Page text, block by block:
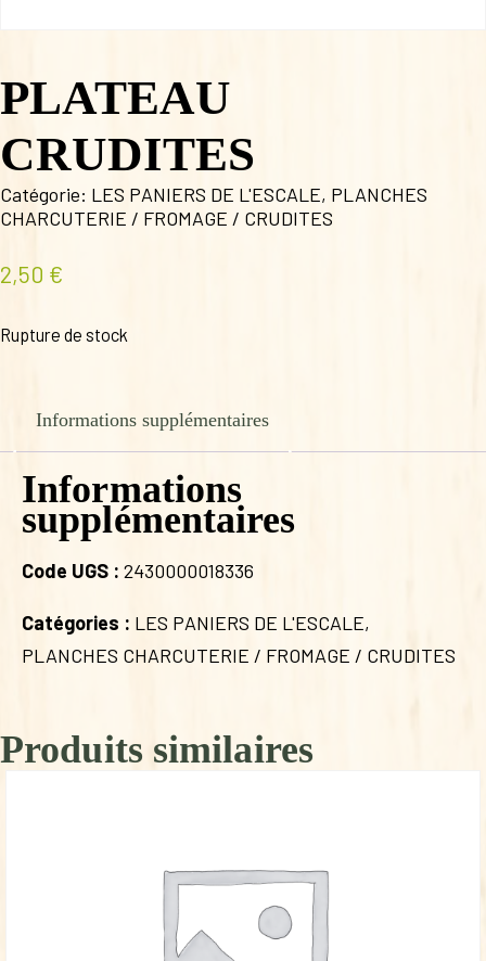
PLATEAU
CRUDITES
Catégorie: LES PANIERS DE L'ESCALE, PLANCHES
CHARCUTERIE / FROMAGE / CRUDITES
2,50 €
Rupture de stock
Informations supplémentaires
Informations
supplémentaires
Code UGS : 2430000018336
Catégories : LES PANIERS DE L'ESCALE,
PLANCHES CHARCUTERIE / FROMAGE / CRUDITES
Produits similaires